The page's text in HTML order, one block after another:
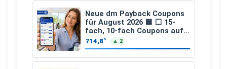
Neue dm Payback Coupons
für August 2026 🟦 ⬜ 15-
fach, 10-fach Coupons auf
den gesamten Einkauf ab 2
€
714,8° ▲ 2